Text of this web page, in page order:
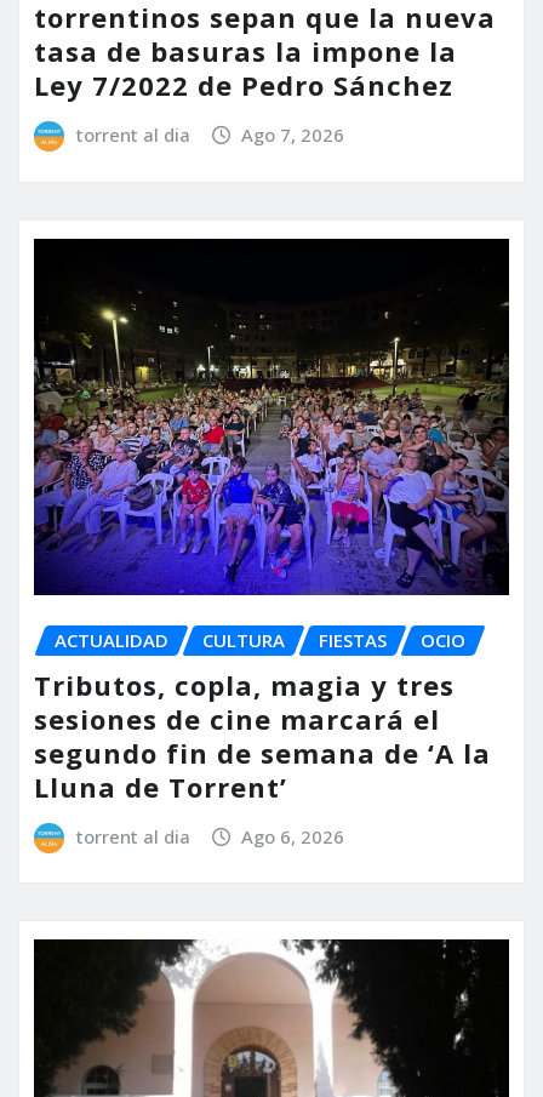
torrentinos sepan que la nueva
tasa de basuras la impone la
Ley 7/2022 de Pedro Sánchez
torrent al dia Ago 7, 2026
ACTUALIDAD CULTURA FIESTAS OCIO
Tributos, copla, magia y tres
sesiones de cine marcará el
segundo fin de semana de ‘A la
Lluna de Torrent’
torrent al dia Ago 6, 2026